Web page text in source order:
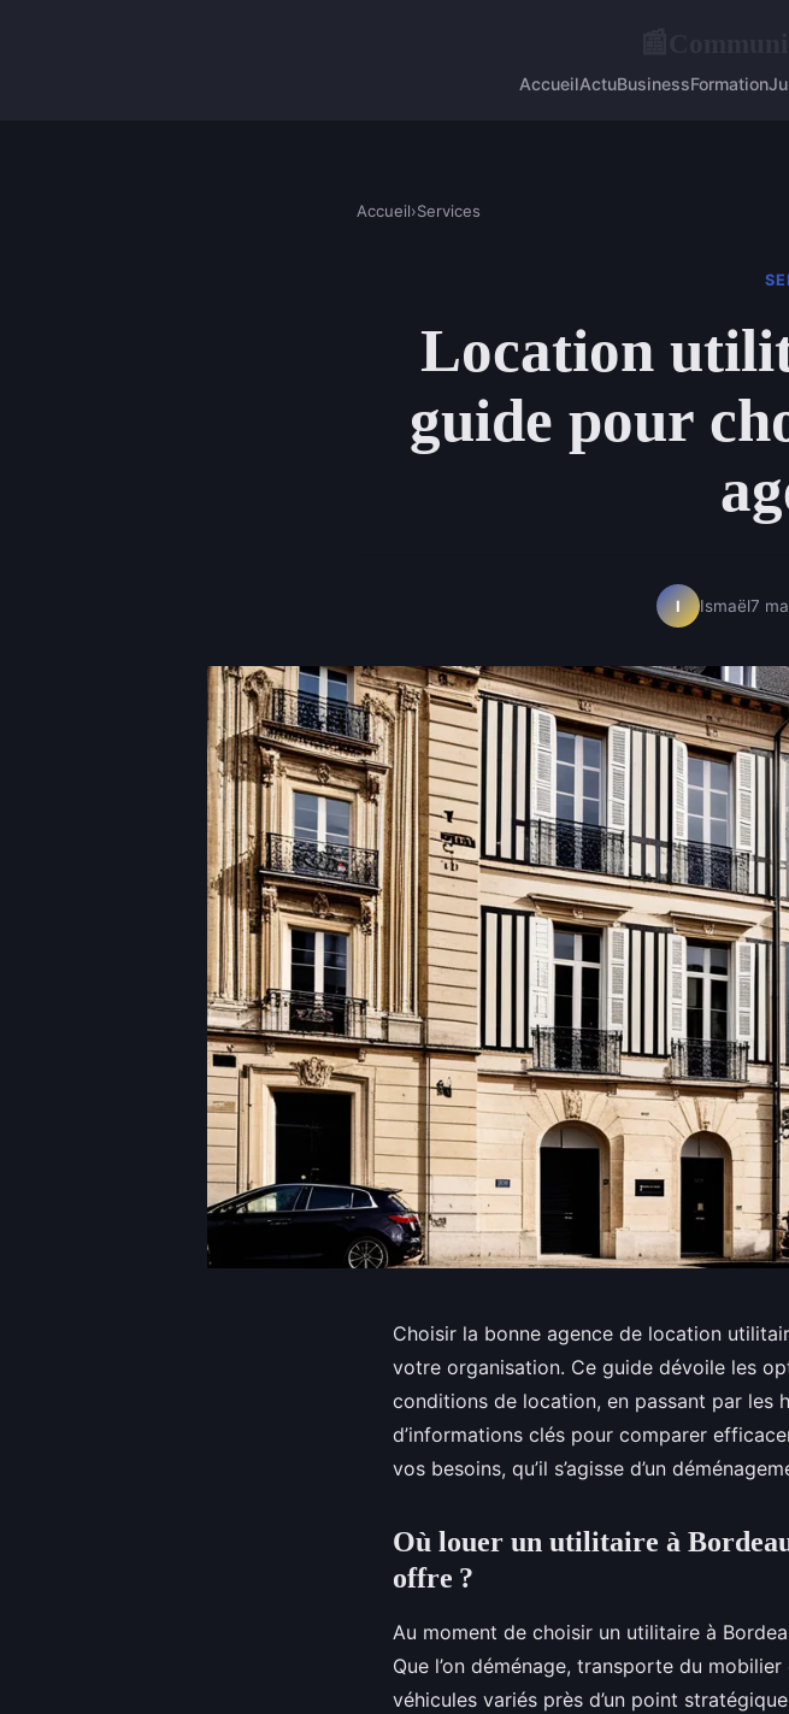
AccueilActuBusinessFormation
Accueil›Services
Location
guide pour
I Ismaël7
Choisir la bonne agence de location
votre organisation. Ce guide dévoile les
conditions de location, en passant par les
d’informations clés pour comparer
vos besoins, qu’il s’agisse d’un
Où louer un utilitaire à
offre ?
Au moment de choisir un utilitaire à
Que l’on déménage, transporte du
véhicules variés près d’un point